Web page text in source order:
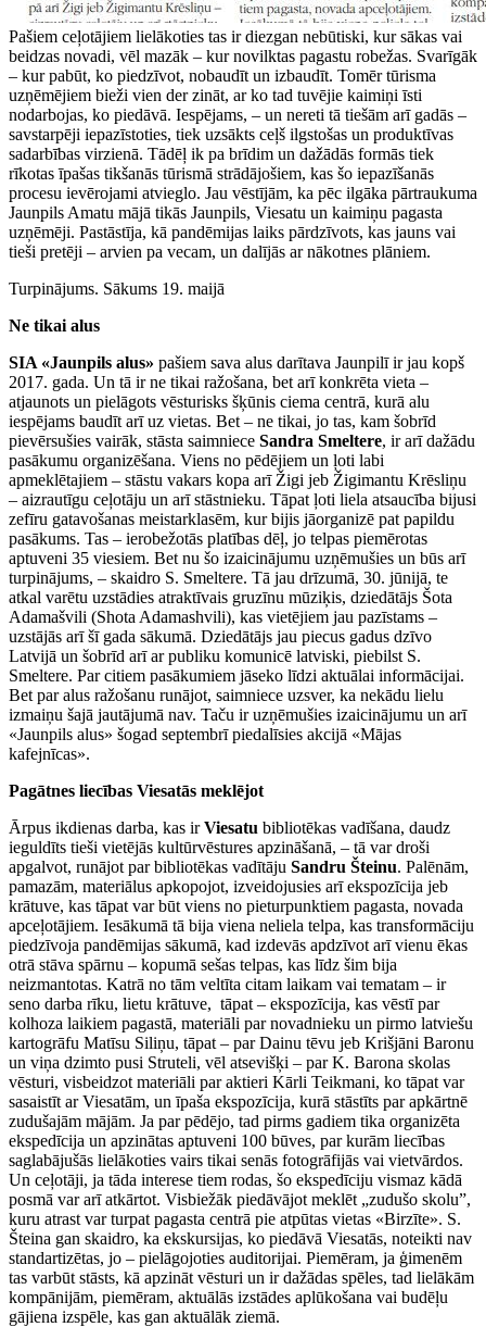
Pašiem ceļotājiem lielākoties tas ir diezgan nebūtiski, kur sākas vai
beidzas novadi, vēl mazāk – kur novilktas pagastu robežas. Svarīgāk
– kur pabūt, ko piedzīvot, nobaudīt un izbaudīt. Tomēr tūrisma
uzņēmējiem bieži vien der zināt, ar ko tad tuvējie kaimiņi īsti
nodarbojas, ko piedāvā. Iespējams, – un nereti tā tiešām arī gadās –
savstarpēji iepazīstoties, tiek uzsākts ceļš ilgstošas un produktīvas
sadarbības virzienā. Tādēļ ik pa brīdim un dažādās formās tiek
rīkotas īpašas tikšanās tūrismā strādājošiem, kas šo iepazīšanās
procesu ievērojami atvieglo. Jau vēstījām, ka pēc ilgāka pārtraukuma
Jaunpils Amatu mājā tikās Jaunpils, Viesatu un kaimiņu pagasta
uzņēmēji. Pastāstīja, kā pandēmijas laiks pārdzīvots, kas jauns vai
tieši pretēji – arvien pa vecam, un dalījās ar nākotnes plāniem.
Turpinājums. Sākums 19. maijā
Ne tikai alus
SIA «Jaunpils alus» pašiem sava alus darītava Jaunpilī ir jau kopš
2017. gada. Un tā ir ne tikai ražošana, bet arī konkrēta vieta –
atjaunots un pielāgots vēsturisks šķūnis ciema centrā, kurā alu
iespējams baudīt arī uz vietas. Bet – ne tikai, jo tas, kam šobrīd
pievērsušies vairāk, stāsta saimniece Sandra Smeltere, ir arī dažādu
pasākumu organizēšana. Viens no pēdējiem un ļoti labi
apmeklētajiem – stāstu vakars kopa arī Žigi jeb Žigimantu Krēsliņu
– aizrautīgu ceļotāju un arī stāstnieku. Tāpat ļoti liela atsaucība bijusi
zefīru gatavošanas meistarklasēm, kur bijis jāorganizē pat papildu
pasākums. Tas – ierobežotās platības dēļ, jo telpas piemērotas
aptuveni 35 viesiem. Bet nu šo izaicinājumu uzņēmušies un būs arī
turpinājums, – skaidro S. Smeltere. Tā jau drīzumā, 30. jūnijā, te
atkal varētu uzstādies atraktīvais gruzīnu mūziķis, dziedātājs Šota
Adamašvili (Shota Adamashvili), kas vietējiem jau pazīstams –
uzstājās arī šī gada sākumā. Dziedātājs jau piecus gadus dzīvo
Latvijā un šobrīd arī ar publiku komunicē latviski, piebilst S.
Smeltere. Par citiem pasākumiem jāseko līdzi aktuālai informācijai.
Bet par alus ražošanu runājot, saimniece uzsver, ka nekādu lielu
izmaiņu šajā jautājumā nav. Taču ir uzņēmušies izaicinājumu un arī
«Jaunpils alus» šogad septembrī piedalīsies akcijā «Mājas
kafejnīcas».
Pagātnes liecības Viesatās meklējot
Ārpus ikdienas darba, kas irViesatu bibliotēkas vadīšana, daudz
ieguldīts tieši vietējās kultūrvēstures apzināšanā, – tā var droši
apgalvot, runājot par bibliotēkas vadītāju Sandru Šteinu. Palēnām,
pamazām, materiālus apkopojot, izveidojusies arī ekspozīcija jeb
krātuve, kas tāpat var būt viens no pieturpunktiem pagasta, novada
apceļotājiem. Iesākumā tā bija viena neliela telpa, kas transformāciju
piedzīvoja pandēmijas sākumā, kad izdevās apdzīvot arī vienu ēkas
otrā stāva spārnu – kopumā sešas telpas, kas līdz šim bija
neizmantotas. Katrā no tām veltīta citam laikam vai tematam – ir
seno darba rīku, lietu krātuve, tāpat – ekspozīcija, kas vēstī par
kolhoza laikiem pagastā, materiāli par novadnieku un pirmo latviešu
kartogrāfu Matīsu Siliņu, tāpat – par Dainu tēvu jeb Krišjāni Baronu
un viņa dzimto pusi Struteli, vēl atsevišķi – par K. Barona skolas
vēsturi, visbeidzot materiāli par aktieri Kārli Teikmani, ko tāpat var
sasaistīt ar Viesatām, un īpaša ekspozīcija, kurā stāstīts par apkārtnē
zudušajām mājām. Ja par pēdējo, tad pirms gadiem tika organizēta
ekspedīcija un apzinātas aptuveni 100 būves, par kurām liecības
saglabājušās lielākoties vairs tikai senās fotogrāfijās vai vietvārdos.
Un ceļotāji, ja tāda interese tiem rodas, šo ekspedīciju vismaz kādā
posmā var arī atkārtot. Visbiežāk piedāvājot meklēt „zudušo skolu”,
kuru atrast var turpat pagasta centrā pie atpūtas vietas «Birzīte». S.
Šteina gan skaidro, ka ekskursijas, ko piedāvā Viesatās, noteikti nav
standartizētas, jo – pielāgojoties auditorijai. Piemēram, ja ģimenēm
tas varbūt stāsts, kā apzināt vēsturi un ir dažādas spēles, tad lielākām
kompānijām, piemēram, aktuālās izstādes aplūkošana vai budēļu
gājiena izspēle, kas gan aktuālāk ziemā.